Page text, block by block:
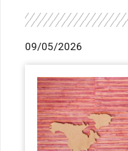
09/05/2026